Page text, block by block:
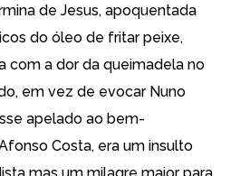
de Jesus, apoquentada
do óleo de fritar peixe,
com a dor da queimadela no
em vez de evocar Nuno
apelado ao bem-
Costa, era um insulto